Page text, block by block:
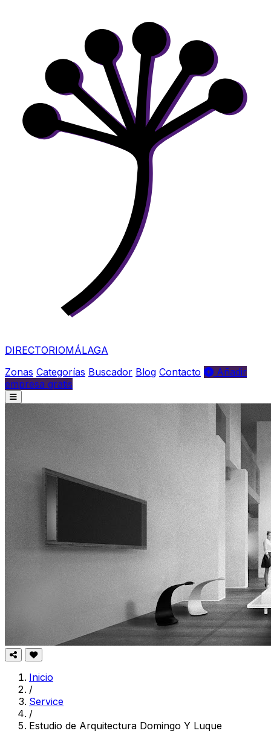
DIRECTORIOMÁLAGA
Zonas Categorías Buscador Blog Contacto
Añadir
empresa gratis
Inicio
/
Service
/
Estudio de Arquitectura Domingo Y Luque